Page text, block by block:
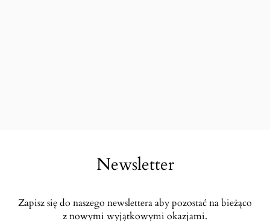
Newsletter
Zapisz się do naszego newslettera aby pozostać na bieżąco
z nowymi wyjątkowymi okazjami.